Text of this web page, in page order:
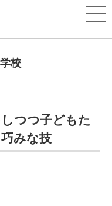
校
つつ子どもた
みな技